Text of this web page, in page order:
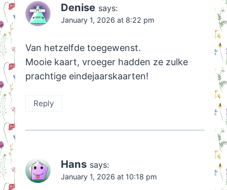
Denise says:
January 1, 2026 at 8:22 pm
Van hetzelfde toegewenst.
Mooie kaart, vroeger hadden ze zulke
prachtige eindejaarskaarten!
Reply
Hans says:
January 1, 2026 at 10:18 pm